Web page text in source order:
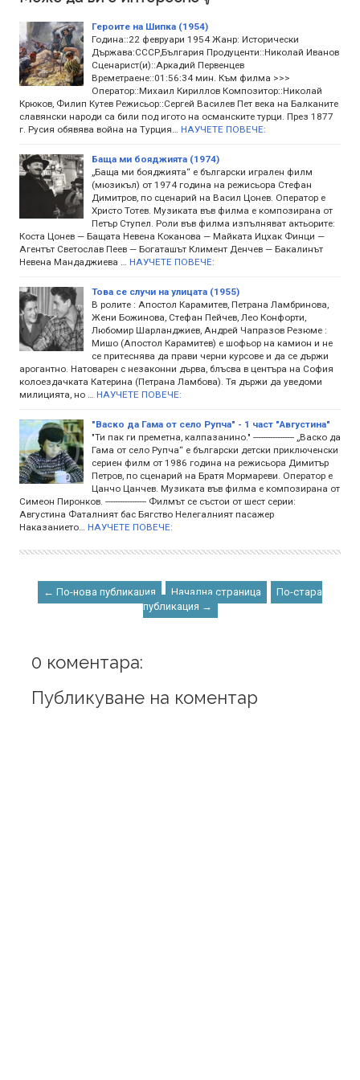
Героите на Шипка (1954)
Година::22 февруари 1954 Жанр: Исторически
Държава:СССР,България Продуценти::Николай Иванов
Сценарист(и)::Аркадий Первенцев
Времетраене::01:56:34 мин. Към филма >>>
Оператор::Михаил Кириллов Композитор::Николай
Крюков, Филип Кутев Режисьор::Сергей Василев Пет века на Балканите
славянски народи са били под игото на османските турци. През 1877
г. Русия обявява война на Турция…
НАУЧЕТЕ ПОВЕЧЕ:
Баща ми бояджията (1974)
„Баща ми бояджията“ е български игрален филм
(мюзикъл) от 1974 година на режисьора Стефан
Димитров, по сценарий на Васил Цонев. Оператор е
Христо Тотев. Музиката във филма е композирана от
Петър Ступел. Роли във филма изпълняват актьорите:
Коста Цонев — Бащата Невена Коканова — Майката Ицхак Финци —
Агентът Светослав Пеев — Богаташът Климент Денчев — Бакалинът
Невена Мандаджиева …
НАУЧЕТЕ ПОВЕЧЕ:
Това се случи на улицата (1955)
В ролите : Апостол Карамитев, Петрана Ламбринова,
Жени Божинова, Стефан Пейчев, Лео Конфорти,
Любомир Шарланджиев, Андрей Чапразов Резюме :
Мишо (Апостол Карамитев) е шофьор на камион и не
се притеснява да прави черни курсове и да се държи
арогантно. Натоварен с незаконни дърва, блъсва в центъра на София
колоездачката Катерина (Петрана Ламбова). Тя държи да уведоми
милицията, но …
НАУЧЕТЕ ПОВЕЧЕ:
"Васко да Гама от село Рупча" - 1 част "Августина"
"Ти пак ги преметна, калпазанино." ----------------- „Васко да
Гама от село Рупча“ е български детски приключенски
сериен филм от 1986 година на режисьора Димитър
Петров, по сценарий на Братя Мормареви. Оператор е
Цанчо Цанчев. Музиката във филма е композирана от
Симеон Пиронков. ----------------- Филмът се състои от шест серии:
Августина Фаталният бас Бягство Нелегалният пасажер
Наказанието…
НАУЧЕТЕ ПОВЕЧЕ:
← По-нова публикация Начална страница
По-стара
публикация →
0 коментара:
Публикуване на коментар